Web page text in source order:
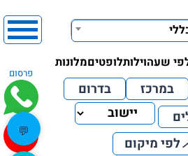
שעהוילותלופטיםמלונות
פרסום
במרכז
בדרום
לפי מיקום
💬